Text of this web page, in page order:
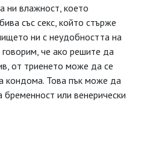
ни влажност, което
със секс, който стърже
ни с неудобността на
че ако решите да
от триенето може да се
кондома. Това пък може да
или венерически